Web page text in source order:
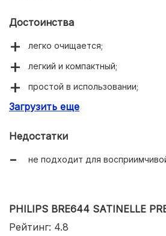
Достоинства
легко очищается;
легкий и компактный;
простой в использовании;
3 насадки: узкая, широкая,
Загрузить еще
Недостатки
не подходит для
PHILIPS BRE644 SATINELLE
Рейтинг: 4.8